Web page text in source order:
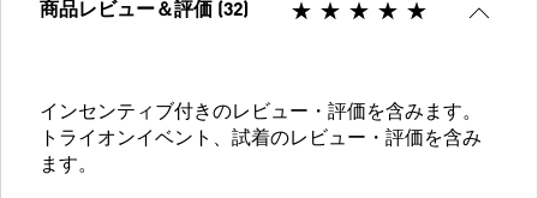
商品レビュー＆評価 (32)
インセンティブ付きのレビュー・評価を含みます。
トライオンイベント、試着のレビュー・評価を含み
ます。